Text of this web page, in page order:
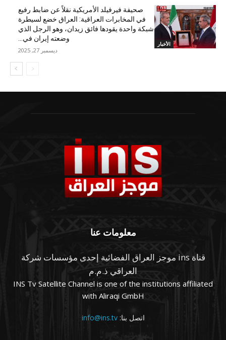
الأخبار
صحيفة فيرفيلد الأمريكية نقلاً عن ضابط رفيع
في المخابرات العراقية: العراق خضع لسيطرة
شبكة واحدة يقودها فائق زيدان، وهو الرجل الذي
وضعته إيران في...
ديسمبر 27, 2025
معلومات عنا
قناة ins موجز العراق الفضائية إحدى مؤسسات شركة
العراقي ذ.م.م
INS Tv Satellite Channel is one of the institutions affiliated
with Aliraqi GmbH
اتصل بنا:info@ins.tv